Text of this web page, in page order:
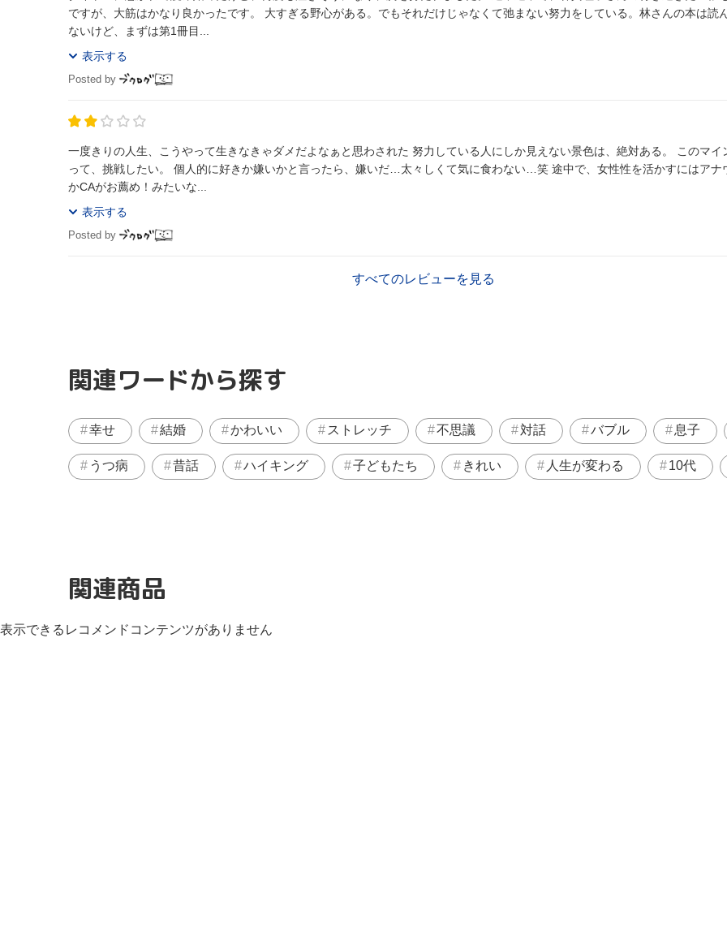
ですが、大筋はかなり良かったです。 大すぎる野心がある。でもそれだけじゃなくて弛まない努力をしている。林さんの本は読んだことが
ないけど、まずは第1冊目...
表示する
Posted by
一度きりの人生、こうやって生きなきゃダメだよなぁと思わされた 努力している人にしか見えない景色は、絶対ある。 このマイ
って、挑戦したい。 個人的に好きか嫌いかと言ったら、嫌いだ…太々しくて気に食わない…笑 途中で、女性性を活かすにはアナウンサー
かCAがお薦め！みたいな...
表示する
Posted by
すべてのレビューを見る
関連ワードから探す
幸せ 結婚 かわいい ストレッチ 不思議 対話 バブル 息子
うつ病 昔話 ハイキング 子どもたち きれい 人生が変わる 10代
関連商品
表示できるレコメンドコンテンツがありません